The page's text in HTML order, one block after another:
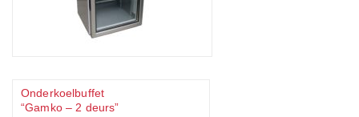
Onderkoelbuffet
“Gamko – 2 deurs”